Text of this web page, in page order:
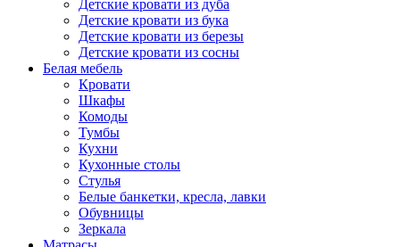
Детские кровати из дуба
Детские кровати из бука
Детские кровати из березы
Детские кровати из сосны
Белая мебель
Кровати
Шкафы
Комоды
Тумбы
Кухни
Кухонные столы
Стулья
Белые банкетки, кресла, лавки
Обувницы
Зеркала